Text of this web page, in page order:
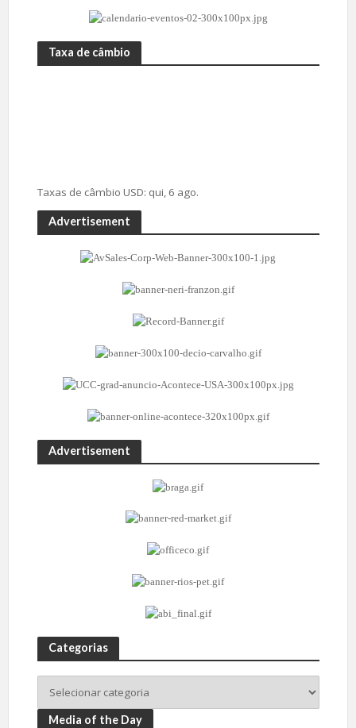
Taxa de câmbio
Taxas de câmbio USD: qui, 6 ago.
Advertisement
Advertisement
Categorias
Media of the Day